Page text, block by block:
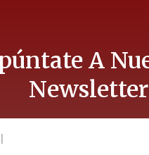
A
Newsletter